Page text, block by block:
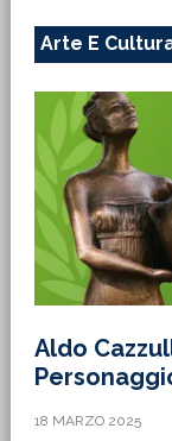
Arte E
Aldo
18 MARZO 2025